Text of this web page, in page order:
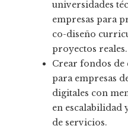
universidades
empresas para
co-diseño
proyectos reales.
Crear fondos de
para empresas
digitales con
en escalabilidad
de servicios.